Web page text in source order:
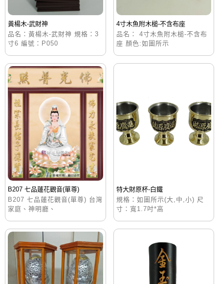
黃楊木-武財神
品名：黃楊木-武財神 規格：3
寸6 編號：P050
4寸木魚附木槌-不含布座
品名： 4寸木魚附木槌-不含布
座 顏色:如圖所示
B207 七品蓮花觀音(單尊)
B207 七品蓮花觀音(單尊) 台灣
家庭、神明廳、
特大財原杯-白鐵
規格：如圖所示(大,中,小) 尺
寸：寬1.7吋*高